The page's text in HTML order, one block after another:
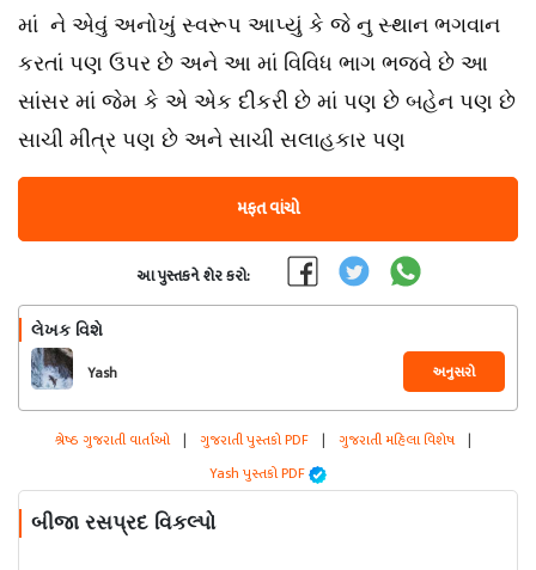
માં ને એવું અનોખું સ્વરૂપ આપ્યું કે જે નુ સ્થાન ભગવાન
કરતાં પણ ઉપર છે અને આ માં વિવિધ ભાગ ભજવે છે આ
સાંસર માં જેમ કે એ એક દીકરી છે માં પણ છે બહેન પણ છે
સાચી મીત્ર પણ છે અને સાચી સલાહકાર પણ
મફત વાંચો
આ પુસ્તકને શેર કરો:
લેખક વિશે
Yash અનુસરો
શ્રેષ્ઠ ગુજરાતી વાર્તાઓ | ગુજરાતી પુસ્તકો PDF | ગુજરાતી મહિલા વિશેષ |
Yash પુસ્તકો PDF
બીજા રસપ્રદ વિકલ્પો